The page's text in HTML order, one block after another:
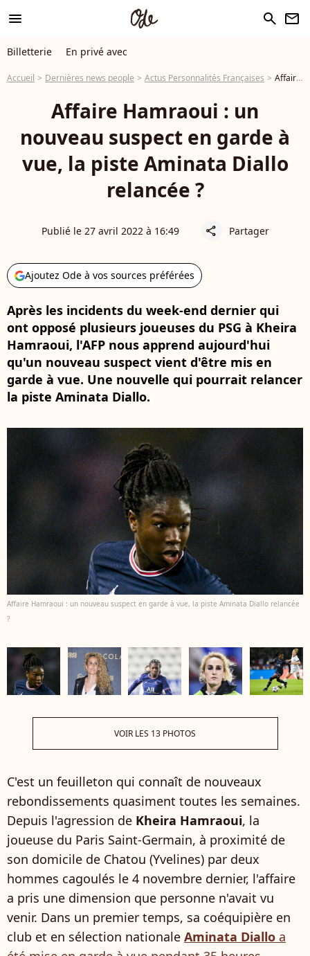
menu search newsletter
Billetterie En privé avec
Accueil Dernières news people Actus Personnalités Françaises Affaire Hamraoui : un nouveau suspect en garde à vue, la piste Aminata Diallo relancée ?
Affaire Hamraoui : un
nouveau suspect en garde à
vue, la piste Aminata Diallo
relancée ?
Publié le 27 avril 2022 à 16:49 share Partager
Ajoutez Ode à vos sources préférées
Après les incidents du week-end dernier qui
ont opposé plusieurs joueuses du PSG à Kheira
Hamraoui, l'AFP nous apprend aujourd'hui
qu'un nouveau suspect vient d'être mis en
garde à vue. Une nouvelle qui pourrait relancer
la piste Aminata Diallo.
Affaire Hamraoui : un nouveau suspect en garde à vue, la piste Aminata Diallo relancée
?
VOIR LES 13 PHOTOS
C'est un feuilleton qui connaît de nouveaux
rebondissements quasiment toutes les semaines.
Depuis l'agression de Kheira Hamraoui, la
joueuse du Paris Saint-Germain, à proximité de
son domicile de Chatou (Yvelines) par deux
hommes cagoulés le 4 novembre dernier, l'affaire
a pris une dimension que personne n'avait vu
venir. Dans un premier temps, sa coéquipière en
club et en sélection nationale Aminata Diallo a